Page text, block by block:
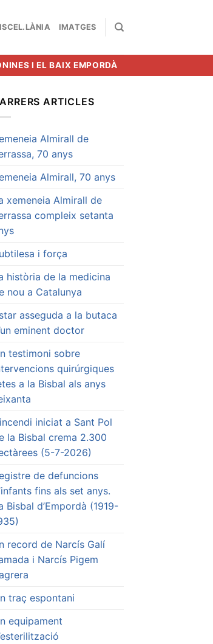
IMATGES
I EL BAIX EMPORDÀ
ARTICLES
Almirall de
70 anys
Almirall, 70 anys
xemeneia Almirall de
compleix setanta
i força
història de la medicina
nou a Catalunya
asseguda a la butaca
eminent doctor
testimoni sobre
quirúrgiques
a la Bisbal als anys
iniciat a Sant Pol
la Bisbal crema 2.300
(5-7-2026)
de defuncions
fins als set anys.
Bisbal d’Empordà (1919-
record de Narcís Galí
i Narcís Pigem
traç espontani
equipament